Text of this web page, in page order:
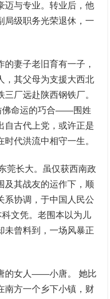
迈与专业。转业后，他
局级职务光荣退休，一
妻子老旧育有一子，
，其父母为支援大西北
厂远赴陕西钢铁厂。
佛命运的巧合——围姓
自古代上党，或许正是
代洪流中相守一生。
长大。虽仅获西南政
及其战友的运作下，顺
系协调，于中国人民公
科文凭。老围本以为儿
未曾料到，一场风暴正
女人——小唐。 她比
南方一个乡下小镇，财